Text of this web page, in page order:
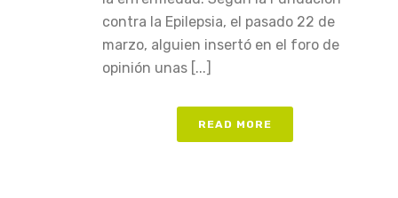
contra la Epilepsia, el pasado 22 de
marzo, alguien insertó en el foro de
opinión unas [...]
READ MORE